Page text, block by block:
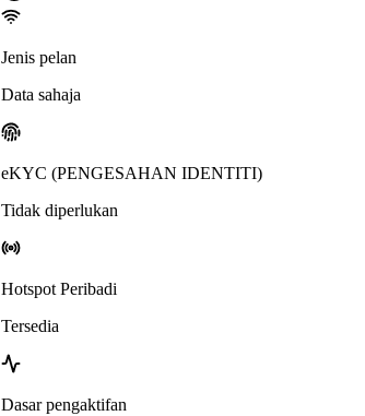
Jenis pelan
Data sahaja
eKYC (PENGESAHAN IDENTITI)
Tidak diperlukan
Hotspot Peribadi
Tersedia
Dasar pengaktifan